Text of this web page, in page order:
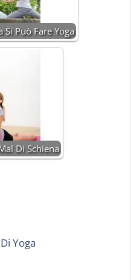
Si Può Fare Yoga
Di Schiena
Yoga